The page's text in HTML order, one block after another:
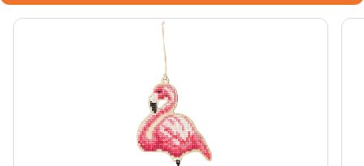
Фото товара